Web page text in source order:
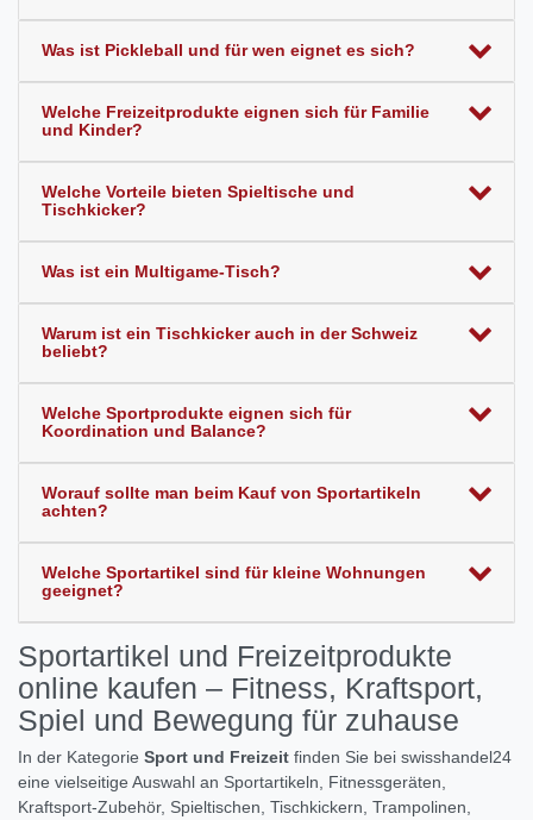
Was ist Pickleball und für wen eignet es sich?
Welche Freizeitprodukte eignen sich für Familie
und Kinder?
Welche Vorteile bieten Spieltische und
Tischkicker?
Was ist ein Multigame-Tisch?
Warum ist ein Tischkicker auch in der Schweiz
beliebt?
Welche Sportprodukte eignen sich für
Koordination und Balance?
Worauf sollte man beim Kauf von Sportartikeln
achten?
Welche Sportartikel sind für kleine Wohnungen
geeignet?
Sportartikel und Freizeitprodukte
online kaufen – Fitness, Kraftsport,
Spiel und Bewegung für zuhause
In der Kategorie Sport und Freizeit finden Sie bei swisshandel24
eine vielseitige Auswahl an Sportartikeln, Fitnessgeräten,
Kraftsport-Zubehör, Spieltischen, Tischkickern, Trampolinen,